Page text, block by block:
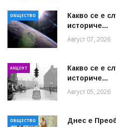
ОБЩЕСТВО
Какво се е
историче...
Август 07, 2026
АКЦЕНТ
Какво се е
историче...
Август 05, 2026
ОБЩЕСТВО Днес е